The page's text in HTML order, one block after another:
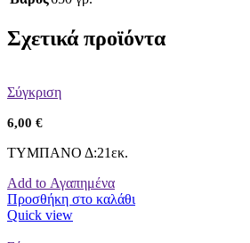
Σχετικά προϊόντα
Σύγκριση
6,00 €
ΤΥΜΠΑΝΟ Δ:21εκ.
Add to Αγαπημένα
Προσθήκη στο καλάθι
Quick view